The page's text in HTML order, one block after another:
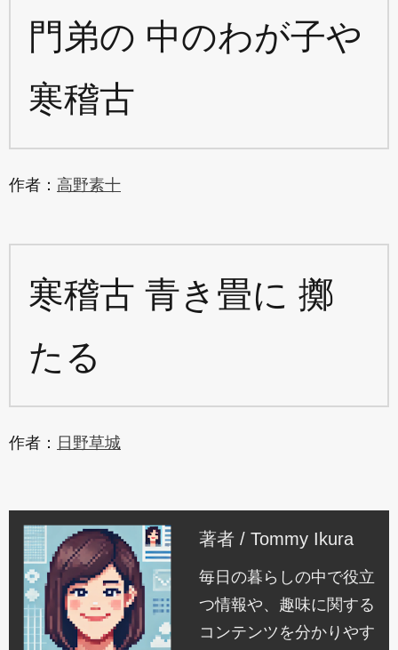
門弟の 中のわが子や
寒稽古
作者： 高野素十
寒稽古 青き畳に 擲
たる
作者： 日野草城
著者 / Tommy Ikura
毎日の暮らしの中で役立
つ情報や、趣味に関する
コンテンツを分かりやす